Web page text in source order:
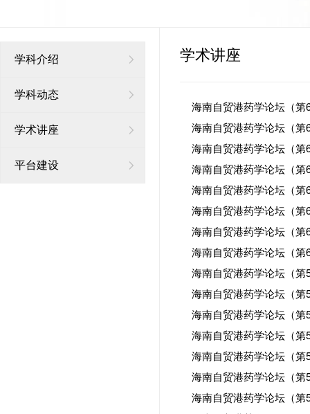
学科介绍
学科动态
学术讲座
平台建设
学术讲座
海南自贸港药学论坛（第
海南自贸港药学论坛（第
海南自贸港药学论坛（第
海南自贸港药学论坛（第
海南自贸港药学论坛（第
海南自贸港药学论坛（第
海南自贸港药学论坛（第
海南自贸港药学论坛（第
海南自贸港药学论坛（第
海南自贸港药学论坛（第
海南自贸港药学论坛（第
海南自贸港药学论坛（第
海南自贸港药学论坛（第
海南自贸港药学论坛（第
海南自贸港药学论坛（第